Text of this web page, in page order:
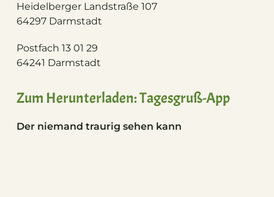
Heidelberger Landstraße 107
64297 Darmstadt
Postfach 13 01 29
64241 Darmstadt
Zum Herunterladen: Tagesgruß-App
Der niemand traurig sehen kann